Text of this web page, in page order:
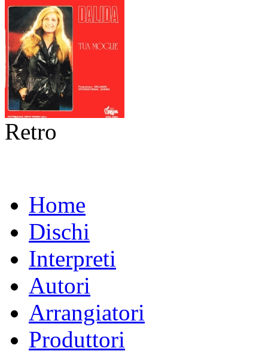
Retro
Home
Dischi
Interpreti
Autori
Arrangiatori
Produttori